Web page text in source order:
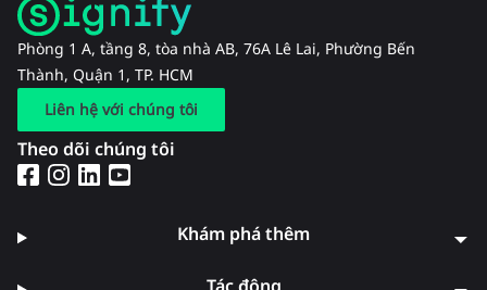
Phòng 1 A, tầng 8, tòa nhà AB, 76A Lê Lai, Phường Bến
Thành, Quận 1, TP. HCM
Liên hệ với chúng tôi
Theo dõi chúng tôi
Khám phá thêm